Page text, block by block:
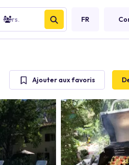
Pers. FR
Ajouter aux favoris